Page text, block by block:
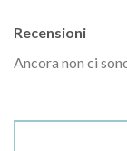
Recensioni
Ancora non ci